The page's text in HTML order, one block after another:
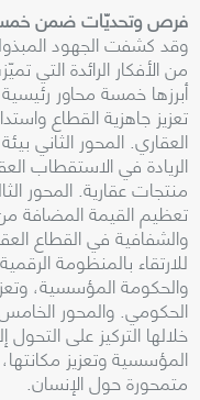
فرص وتحديّات ضمن
وقد كشفت الجهود المبذولة
من الأفكار الرائدة التي
أبرزها خمسة محاور
تعزيز جاهزية القطاع
العقاري. المحور الثاني
الريادة في الاستقطاب
منتجات عقارية. المحور
تعظيم القيمة المضافة
والشفافية في القطاع
للارتقاء بالمنظومة
والحكومة المؤسسية،
خلالها التركيز على
المؤسسية وتعزيز
متمحورة حول الإنسان.